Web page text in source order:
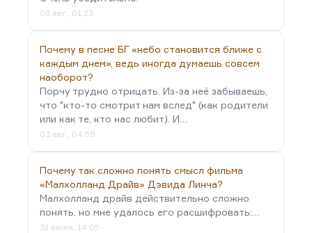
страшный процесс завоевания чужой территории;
индейские мифы и индейские страхи проникают
в неё, и это очень видно на примере Стивена
Кинга. А серьёзное отношение к Библии
порождает ощущение, что мир лежит во зле и все
эти страшные…
06 авг., 01:23
Почему в песне БГ «небо становится ближе с
каждым днем», ведь иногда думаешь совсем
наоборот?
Порчу трудно отрицать. Из-за неё забываешь,
что "кто-то смотрит нам вслед" (как родители
или как те, кто нас любит). И…
03 авг., 04:58
Почему так сложно понять смысл фильма
«Малхолланд Драйв» Дэвида Линча?
Малхолланд драйв действительно сложно
понять, но мне удалось его расшифровать:…
31 июля, 14:05